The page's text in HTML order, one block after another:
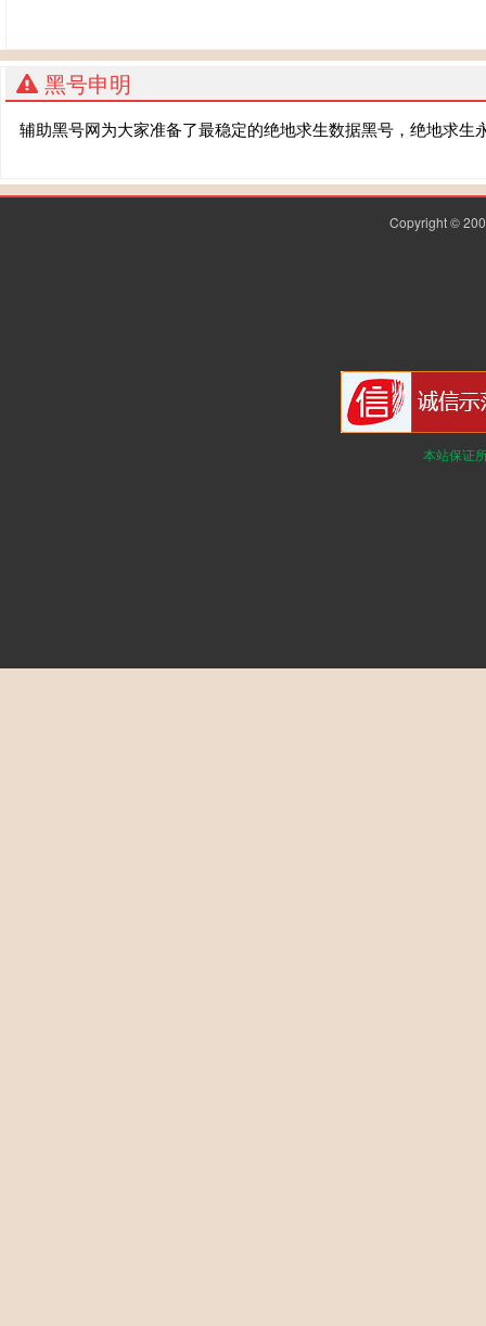
黑号申明
辅助黑号网为大家准备了最稳定的绝地求生数据黑号，绝地求
Copyright ©
本站保证